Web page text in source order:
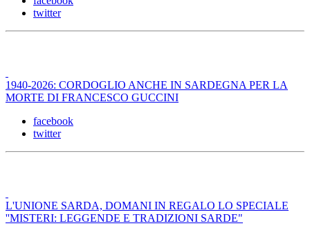
twitter
1940-2026: CORDOGLIO ANCHE IN SARDEGNA PER LA
MORTE DI FRANCESCO GUCCINI
facebook
twitter
L'UNIONE SARDA, DOMANI IN REGALO LO SPECIALE
''MISTERI: LEGGENDE E TRADIZIONI SARDE"